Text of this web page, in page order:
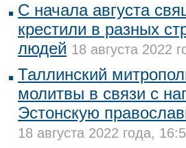
С начала августа
крестили в разных
людей 18 августа 2022
Таллинский
молитвы в связи с
Эстонскую
18 августа 2022 года,